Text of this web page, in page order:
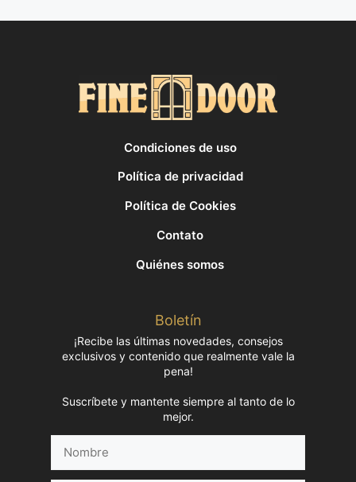
Condiciones de uso
Política de privacidad
Política de Cookies
Contato
Quiénes somos
Boletín
¡Recibe las últimas novedades, consejos
exclusivos y contenido que realmente vale la
pena!
Suscríbete y mantente siempre al tanto de lo
mejor.